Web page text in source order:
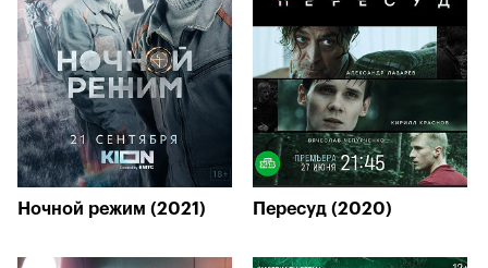
Ночной режим (2021) Пересуд (2020)